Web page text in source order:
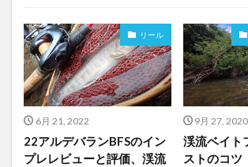
Uncategorized
リール
6月 21, 2022
22アルデバランBFSのイン
プレレビューと評価、渓流
9月 27, 2020
渓流ベイト
ストのコツ